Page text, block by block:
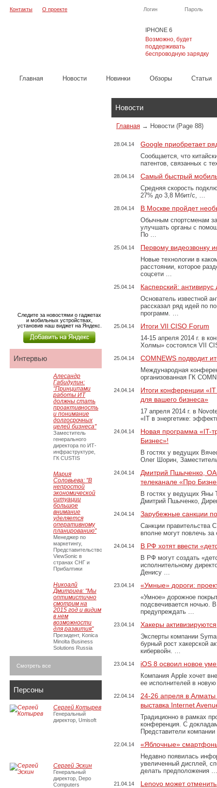
IPHONE 6
Возможно, будет
поддерживать
беспроводную зарядку
Логин Пароль
Контакты О проекте
Главная Новости Новинки Обзоры Cтатьи
Новости
Главная → Новости (Page 88)
28.04.14 Google приобретает
Сообщается, что
патентов, связанных с
28.04.14 Самый быстрый
Средняя скорость
27% до 3,8 Мбит/с, …
28.04.14 В Москве пройдет
Обычным спортсменам
улучшать органы с
По …
25.04.14 Первому видеозвонку
Новые технологии в
расстоянии, которое
соцсети …
25.04.14 Касперский:
Основатель известной
рассказал ряд идей по
программ. …
25.04.14 Итоги VII CISO Forum
14-15 апреля 2014 г. в
Холмы» состоялся VII
25.04.14 COMNEWS подводит
Международная
организованная ГК
24.04.14
Итоги конференции
для вашего бизнеса»
17 апреля 2014 г. в
«IT в энергетике:
24.04.14
Новая программа «IT-
Бизнес»!
В гостях у ведущих
Олег Шорин,
24.04.14
Дмитрий Пшыченко,
телеканале «Про
В гостях у ведущих Яны
Дмитрий Пшыченко,
24.04.14 Зарубежные санкции
Санкции правительства
вполне могут повлечь
24.04.14 В РФ хотят ввести
В РФ могут создать
исполнительному
Денису …
23.04.14 «Умные» дороги:
«Умное» дорожное
подсвечивается ночью.
предупреждать …
23.04.14 Хакеры активизируются
Эксперты компании
бурный рост хакерской
кибервойн. …
23.04.14 iOS 8 освоил новое
Компания Apple хочет
ее исполнителей в
22.04.14
24-26 апреля в Алматы
выставка Internet
Традиционно в рамках
конференция. С
Представители
22.04.14 «Яблочные»
Недавно появилась
увеличенный дисплей,
делать предположения …
21.04.14 Lenovo может
Следите за новостями о гаджетах
и мобильных устройствах,
установив наш виджет на Яндекс.
Интервью
Алесандр
Габидулин:
"Принципами
работы ИТ
должны стать
проактивность
и понимание
долгосрочных
целей бизнеса"
Заместитель
генерального
директора по ИТ-
инфраструктуре,
ГК CUSTIS
Мария
Соловьева: "В
непростой
экономической
ситуации
большое
внимание
уделяется
оперативному
планированию"
Менеджер по
маркетингу,
Представительство
ViewSonic в
странах СНГ и
Прибалтики
Никоалй
Дмитриев: "Мы
оптимистично
смотрим на
2015 год и видим
в нем
возможности
для развития"
Президент, Konica
Minolta Business
Solutions Russia
Смотреть все
Персоны
Сергей Котырев
Генеральный
директор, Umisoft
Сергей Эскин
Генеральный
директор, Depo
Computers